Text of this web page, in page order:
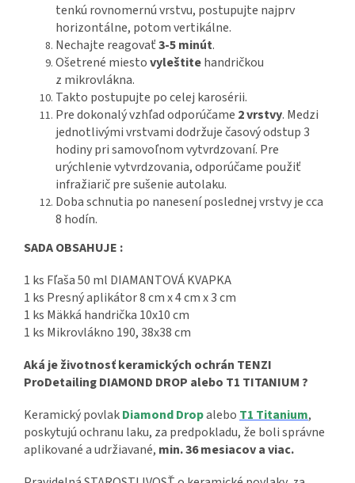
tenkú rovnomernú vrstvu, postupujte najprv
horizontálne, potom vertikálne.
Nechajte reagovať3-5 minút.
Ošetrené miestovyleštitehandričkou
z mikrovlákna.
Takto postupujte po celej karosérii.
Pre dokonalý vzhľad odporúčame 2 vrstvy. Medzi
jednotlivými vrstvami dodržuje časový odstup 3
hodiny pri samovoľnom vytvrdzovaní. Pre
urýchlenie vytvrdzovania, odporúčame použiť
infražiarič pre sušenie autolaku.
Doba schnutia po nanesení poslednej vrstvy je cca
8 hodín.
SADA OBSAHUJE :
1 ks Fľaša 50 ml DIAMANTOVÁ KVAPKA
1 ks Presný aplikátor 8 cm x 4 cm x 3 cm
1 ks Mäkká handrička 10x10 cm
1 ks Mikrovlákno 190, 38x38 cm
Aká je životnosť keramických ochrán TENZI
ProDetailing DIAMOND DROP alebo T1 TITANIUM ?
Keramický povlakDiamond Dropalebo T1 Titanium,
poskytujú ochranu laku, za predpokladu, že boli správne
aplikované a udržiavané, min. 36 mesiacov a viac.